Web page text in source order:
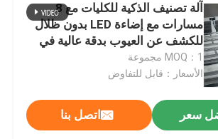
آلة تصنيف الذكية للكليات مع 8
مسارات مع إضاءة LED بدون ظلال
للكشف عن العيوب بدقة عالية في
معالجة الجوز
MOQ：1 مجموعة
الأسعار：قابل للتفاوض
سعر اتصل بنا